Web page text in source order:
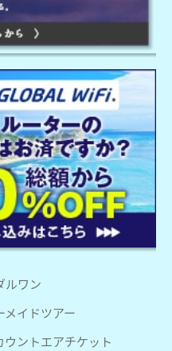
ルワン
メイドツアー
ウントエアチケット